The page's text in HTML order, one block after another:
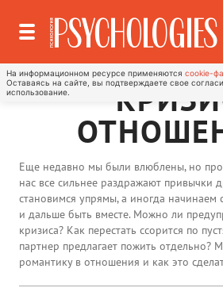
На информационном ресурсе применяются cookie-
Оставаясь на сайте, вы подтверждаете свое
использование.
Еще недавно мы были влюблены, но
нас все сильнее раздражают привычки
становимся упрямы, а иногда начинаем
и дальше быть вместе. Можно ли
кризиса? Как перестать ссорится по
партнер предлагает пожить отдельно?
романтику в отношения и как это